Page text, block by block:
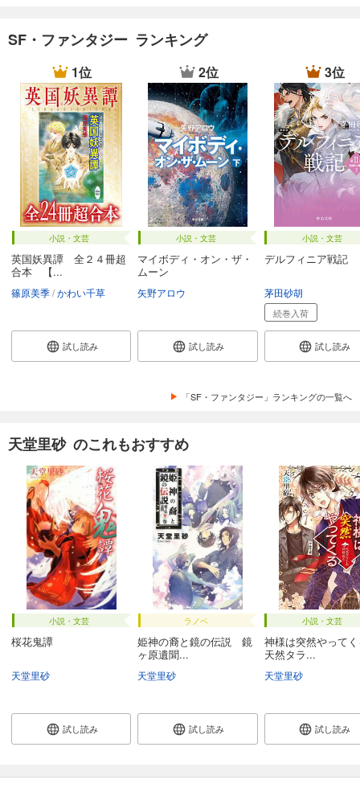
SF・ファンタジー ランキング
1位
小説・文芸
英国妖異譚 全２４冊超
合本 【...
篠原美季 かわい千草
試し読み
2位
小説・文芸
マイボディ・オン・ザ・
ムーン
矢野アロウ
試し読み
3位
小説・文芸
デルフィニア戦記
茅田砂胡
続巻入荷
試し読み
「SF・ファンタジー」ランキングの一覧へ
天堂里砂 のこれもおすすめ
小説・文芸
桜花鬼譚
天堂里砂
試し読み
ラノベ
姫神の裔と鏡の伝説 鏡
ヶ原遺聞...
天堂里砂
試し読み
小説・文芸
神様は突然やって
天然タラ...
天堂里砂
試し読み